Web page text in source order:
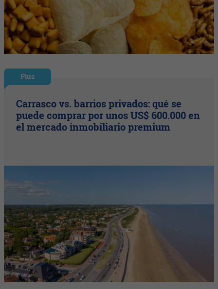
Plus
Carrasco vs. barrios privados: qué se
puede comprar por unos US$ 600.000 en
el mercado inmobiliario premium